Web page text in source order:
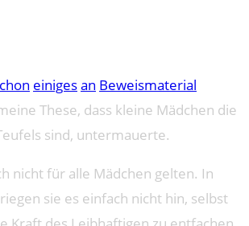
einigesan Beweismaterial
These, dass kleine Mädchen die
sind, untermauerte.
nicht für alle Mädchen gelten. In
sie es einfach nicht hin, selbst